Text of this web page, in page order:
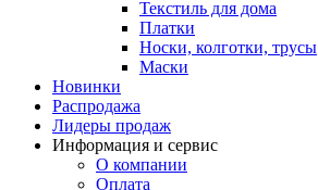
Текстиль для дома
Платки
Носки, колготки, трусы
Маски
Новинки
Распродажа
Лидеры продаж
Информация и сервис
О компании
Оплата